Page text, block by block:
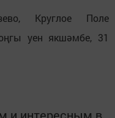
Круглое Поле
уен якшәмбе, 31